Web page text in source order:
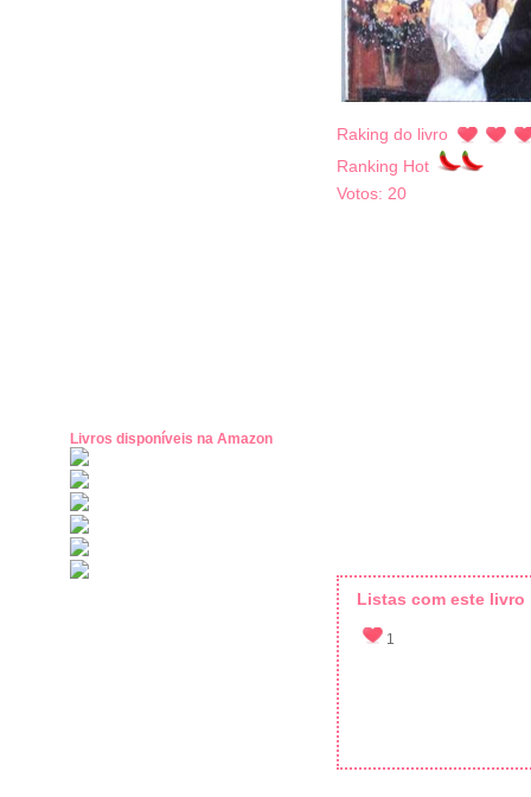
Livros disponíveis na Amazon
Raking do livro
Ranking Hot
Votos: 20
Listas com este livro
1